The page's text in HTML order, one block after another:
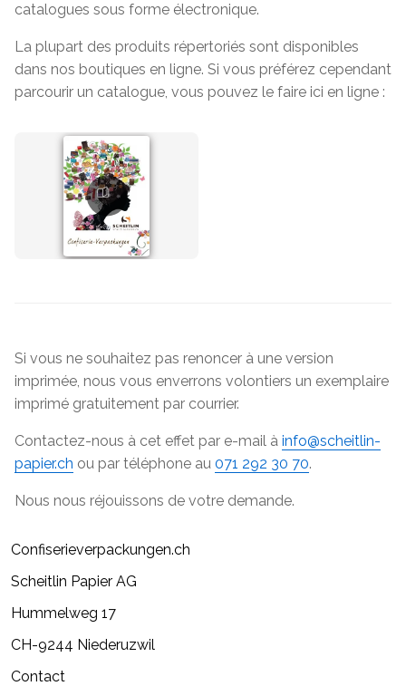
catalogues sous forme électronique.
La plupart des produits répertoriés sont disponibles
dans nos boutiques en ligne. Si vous préférez cependant
parcourir un catalogue, vous pouvez le faire ici en ligne :
Si vous ne souhaitez pas renoncer à une version
imprimée, nous vous enverrons volontiers un exemplaire
imprimé gratuitement par courrier.
Contactez-nous à cet effet par e-mail à info@scheitlin-
papier.ch ou par téléphone au 071 292 30 70.
Nous nous réjouissons de votre demande.
Confiserieverpackungen.ch
Scheitlin Papier AG
Hummelweg 17
CH-9244 Niederuzwil
Contact